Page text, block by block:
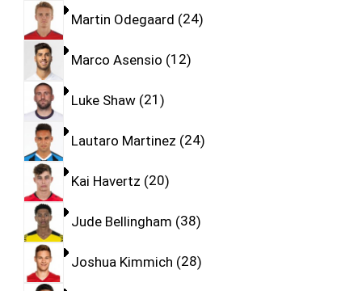
Martin Odegaard 24
Marco Asensio 12
Luke Shaw 21
Lautaro Martinez 24
Kai Havertz 20
Jude Bellingham 38
Joshua Kimmich 28